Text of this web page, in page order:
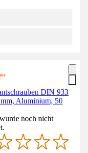
DIN 933
Aluminium, 50
noch nicht